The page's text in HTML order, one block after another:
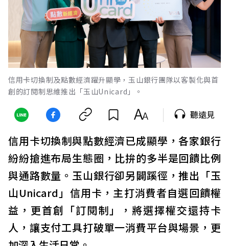
信用卡切換制及點數經濟躍升顯學，玉山銀行團隊以客製化與首
創的訂閱制思維推出「玉山Unicard」。
聽遠見
信用卡切換制與點數經濟已成顯學，各家銀行
紛紛搶進布局生態圈，比拚的多半是回饋比例
與通路數量。玉山銀行卻另闢蹊徑，推出「玉
山Unicard」信用卡，主打消費者自選回饋權
益，更首創「訂閱制」，將選擇權交還持卡
人，讓支付工具打破單一消費平台與場景，更